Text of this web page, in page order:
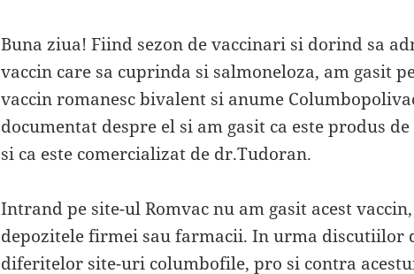
Buna ziua! Fiind sezon de vaccinari si dorind sa
vaccin care sa cuprinda si salmoneloza, am gasit
vaccin romanesc bivalent si anume
documentat despre el si am gasit ca este produs
si ca este comercializat de dr.Tudoran.
Intrand pe site-ul Romvac nu am gasit acest
depozitele firmei sau farmacii. In urma discutiilor
diferitelor site-uri columbofile, pro si contra